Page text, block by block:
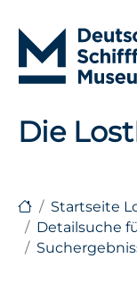
Die
Startseite
Detailsuche